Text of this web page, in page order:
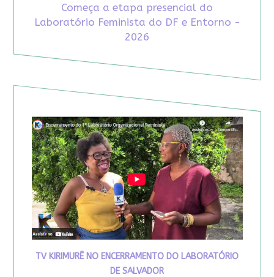
Começa a etapa presencial do
Laboratório Feminista do DF e Entorno -
2026
TV KIRIMURÊ NO ENCERRAMENTO DO LABORATÓRIO
DE SALVADOR